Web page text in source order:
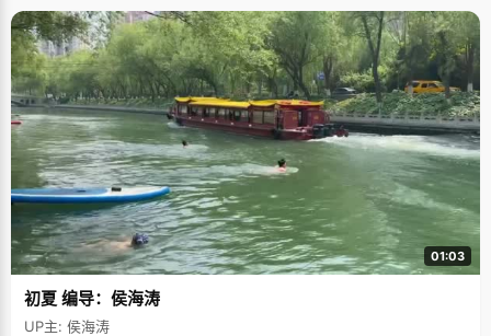
此，父女之间建立了平等互爱亲密无间的关系，也博得了"那老头"的昵称。
在家里，唱丽娜以"那老头"称呼爸爸，而唱爸爸会很高兴的应声，父女关系
在这奇特的称谓下越加亲密融洽。 唱丽娜没有一般家长望女成凤的心愿，只
希望女儿能健康快乐的成长就行了，因此没有给唱丽娜安排什么早期教
育，"玩"就是正事。学习上，从来不给压力，不但不问成绩，排名，每当唱
丽娜因为没考好闷闷不乐的时候，爸爸妈妈都过来安慰说："没关系的，不要
给自己太大压力，尽到力就行了"。 "越是面对宽松的环境，爸爸妈妈对我越
好，我越觉得自己应该多努力点，做出好成绩来让他们注意，高兴"，唱丽娜
说，"这或许是青少年叛逆的另一种解释吧，他们越不关注的东西，自己反而
越关注。" 复读一年 唱丽娜成绩一直都不错，在年级里排在前几名，北大是
十拿九稳了，但是去年高考，唱丽娜很郁闷，由于太紧张，才考了660
分。"没考上北大不是因为我实力不行，努力不够，而是因为心里压力太大
了"，唱丽娜说，"我付出了那么多的时间和经历，最后却没有得到回报，我
很不甘心，所以选择了复读 "。 进入复读班之前，唱丽娜已经想了一切可能
出现的情况，做好了充分的思想准备，而且还设想过，如果今年再遇到什么
偶然不可控制的因素再次失利，那就顺其自然，不再拘泥北大了。 唱丽娜人
缘很好，性格直爽，颇有些仗义，再加上她成绩优秀，在年级里总是排在前
几名的位置，所以大家都亲昵的称呼唱丽娜为"唱姐"。大家对复读的"唱姐"是
又爱又恨，不时的有小师弟师妹们有些忿忿的说，"成绩那么好又回来复读干
01:03
初夏 编导：侯海涛
UP主: 侯海涛